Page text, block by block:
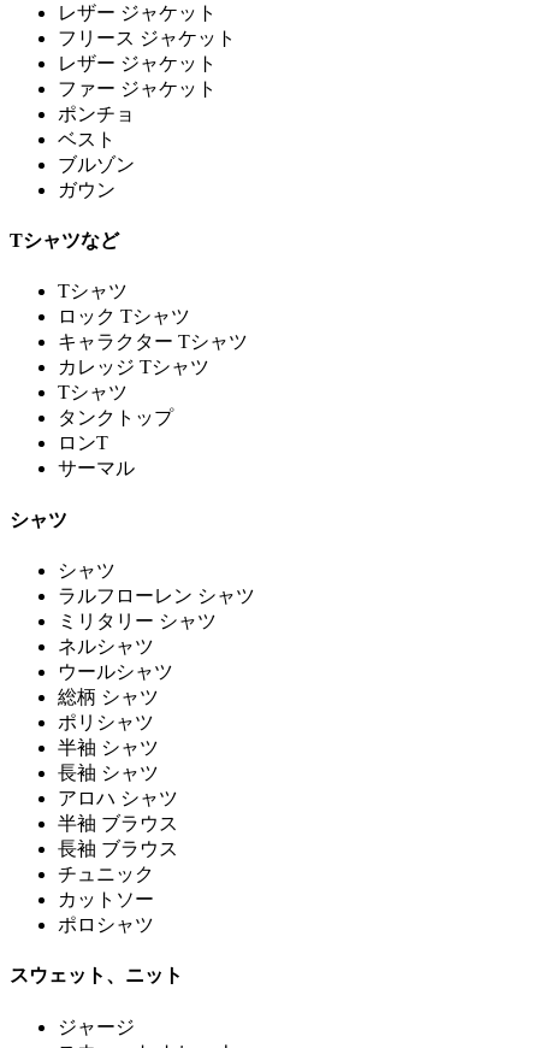
レザー ジャケット
フリース ジャケット
レザー ジャケット
ファー ジャケット
ポンチョ
ベスト
ブルゾン
ガウン
Tシャツなど
Tシャツ
ロック Tシャツ
キャラクター Tシャツ
カレッジ Tシャツ
Tシャツ
タンクトップ
ロンT
サーマル
シャツ
シャツ
ラルフローレン シャツ
ミリタリー シャツ
ネルシャツ
ウールシャツ
総柄 シャツ
ポリシャツ
半袖 シャツ
長袖 シャツ
アロハ シャツ
半袖 ブラウス
長袖 ブラウス
チュニック
カットソー
ポロシャツ
スウェット、ニット
ジャージ